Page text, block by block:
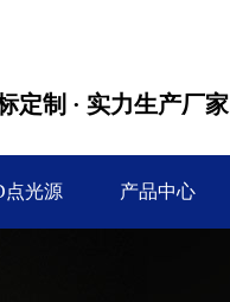
定制 · 实力生产厂家
点光源 产品中心